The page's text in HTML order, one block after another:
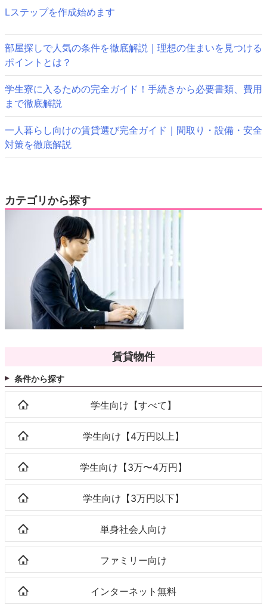
ー
シ
ョ
ン
Lステップを作成始めます
部屋探しで人気の条件を徹底解説｜理想の住まいを見つける
ポイントとは？
学生寮に入るための完全ガイド！手続きから必要書類、費用
まで徹底解説
一人暮らし向けの賃貸選び完全ガイド｜間取り・設備・安全
対策を徹底解説
カテゴリから探す
賃貸物件
条件から探す
学生向け【すべて】
学生向け【4万円以上】
学生向け【3万〜4万円】
学生向け【3万円以下】
単身社会人向け
ファミリー向け
インターネット無料